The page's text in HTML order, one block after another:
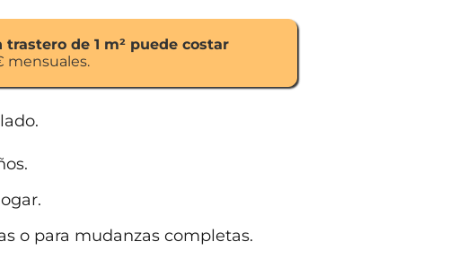
trastero de 1 m² puede costar
mensuales.
o para mudanzas completas.